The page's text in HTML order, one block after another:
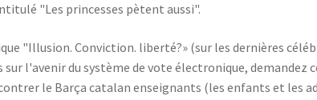
"Les princesses pètent aussi".
"Illusion. Conviction. liberté?» (sur les dernières
l'avenir du système de vote électronique, demandez
le Barça catalan enseignants (les enfants et les